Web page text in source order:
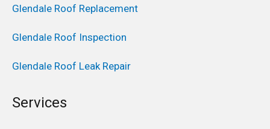
Glendale Roof Replacement
Glendale Roof Inspection
Glendale Roof Leak Repair
Services